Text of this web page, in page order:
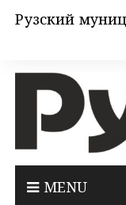
Рузский
MENU